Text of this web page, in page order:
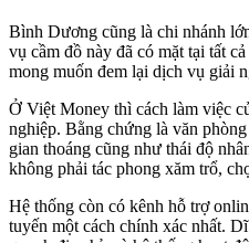
Bình Dương cũng là chi nhánh
vụ cầm đồ này đã có mặt tại tất
mong muốn đem lại dịch vụ giải
Ở Việt Money thì cách làm việc
nghiệp. Bằng chứng là văn
gian thoáng cũng như thái độ
không phải tác phong xăm trổ,
Hệ thống còn có kênh hỗ trợ
tuyến một cách chính xác nhất.